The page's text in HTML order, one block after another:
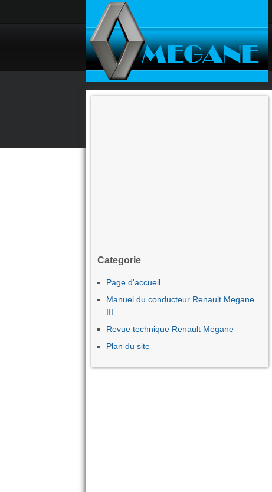
Categorie
Page d'accueil
Manuel du conducteur Renault Megane
III
Revue technique Renault Megane
Plan du site